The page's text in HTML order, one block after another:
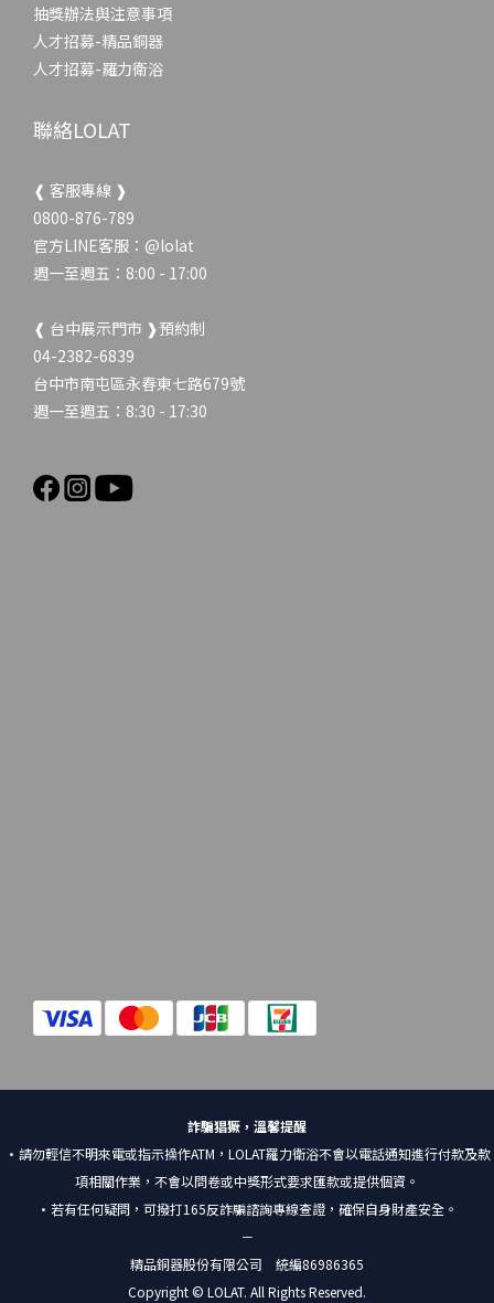
抽獎辦法與注意事項
人才招募-精品銅器
人才招募-羅力衛浴
聯絡LOLAT
❰ 客服專線 ❱
0800-876-789
官方LINE客服： @lolat
週一至週五：8:00 - 17:00
❰ 台中展示門市 ❱預約制
04-2382-6839
台中市南屯區永春東七路679號
週一至週五：8:30 - 17:30
詐騙猖獗，溫馨提醒
•請勿輕信不明來電或指示操作ATM，LOLAT羅力衛浴不會以電話通知進行付款及款
項相關作業，不會以問卷或中獎形式要求匯款或提供個資。
•若有任何疑問，可撥打165反詐騙諮詢專線查證，確保自身財產安全。
－
精品銅器股份有限公司 統編86986365
Copyright © LOLAT. All Rights Reserved.